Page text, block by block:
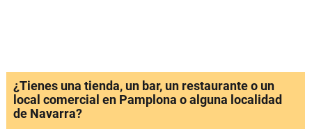
¿Tienes una tienda, un bar, un restaurante o un
local comercial en Pamplona o alguna localidad
de Navarra?